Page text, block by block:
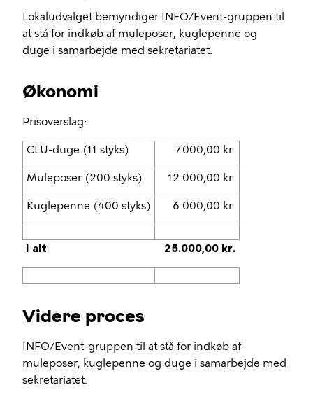
Lokaludvalget bemyndiger INFO/Event-gruppen til
at stå for indkøb af muleposer, kuglepenne og
duge i samarbejde med sekretariatet.
Økonomi
Prisoverslag:
CLU-duge (11 styks) 7.000,00 kr.
Muleposer (200 styks) 12.000,00 kr.
Kuglepenne (400 styks) 6.000,00 kr.
I alt 25.000,00 kr.
Videre proces
INFO/Event-gruppen til at stå for indkøb af
muleposer, kuglepenne og duge i samarbejde med
sekretariatet.